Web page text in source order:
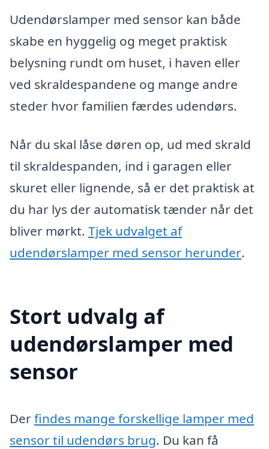
Udendørslamper med sensor kan både
skabe en hyggelig og meget praktisk
belysning rundt om huset, i haven eller
ved skraldespandene og mange andre
steder hvor familien færdes udendørs.
Når du skal låse døren op, ud med skrald
til skraldespanden, ind i garagen eller
skuret eller lignende, så er det praktisk at
du har lys der automatisk tænder når det
bliver mørkt. Tjek udvalget af
udendørslamper med sensor herunder.
Stort udvalg af
udendørslamper med
sensor
Derfindes mange forskellige lamper med
sensor til udendørs brug. Du kan få